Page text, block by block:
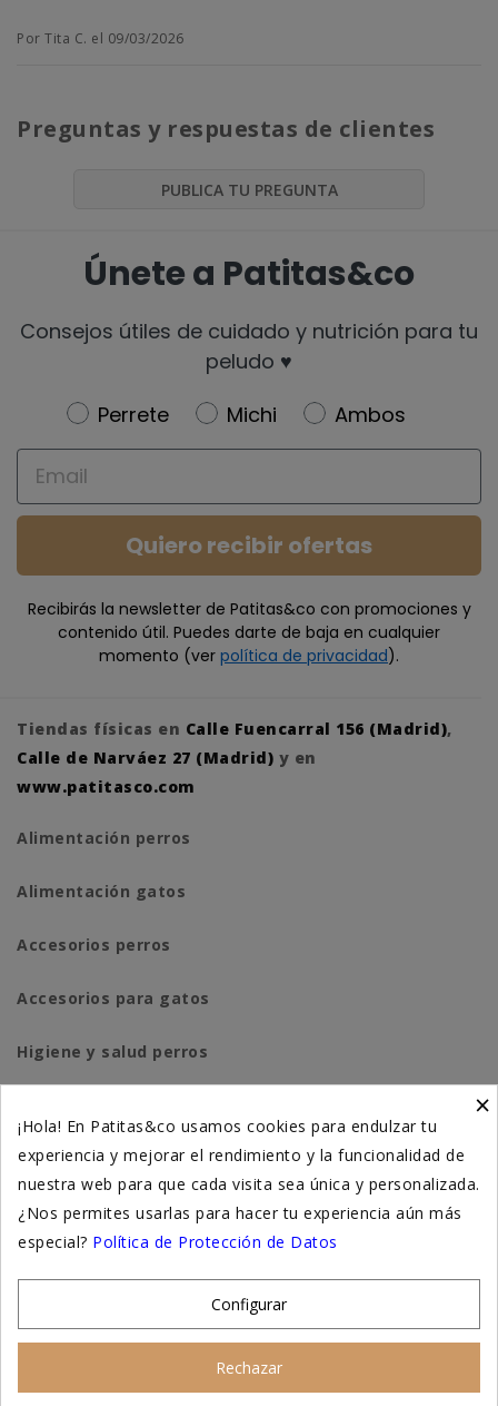
Por Tita C. el 09/03/2026
Preguntas y respuestas de clientes
PUBLICA TU PREGUNTA
Únete a Patitas&co
Consejos útiles de cuidado y nutrición para tu
peludo ♥️
Newsletter
Perrete Michi
Ambos
Email
Quiero recibir ofertas
Recibirás la newsletter de Patitas&co con promociones y
contenido útil. Puedes darte de baja en cualquier
momento (ver política de privacidad).
Tiendas físicas en Calle Fuencarral 156 (Madrid),
Calle de Narváez 27 (Madrid) y en
www.patitasco.com
Alimentación perros
Alimentación gatos
Accesorios perros
Accesorios para gatos
Higiene y salud perros
Suplementación natural
Otros
×
¡Hola! En Patitas&co usamos cookies para endulzar tu
experiencia y mejorar el rendimiento y la funcionalidad de
nuestra web para que cada visita sea única y personalizada.
¿Nos permites usarlas para hacer tu experiencia aún más
especial? Política de Protección de Datos
Configurar
Rechazar